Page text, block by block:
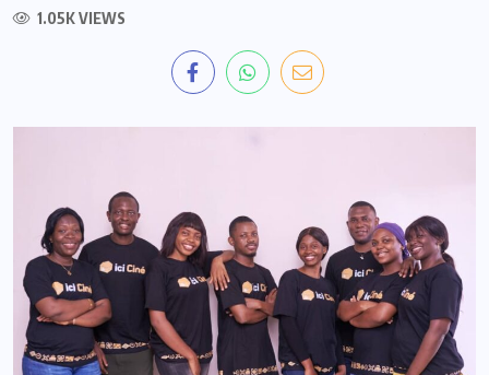
1.05K VIEWS